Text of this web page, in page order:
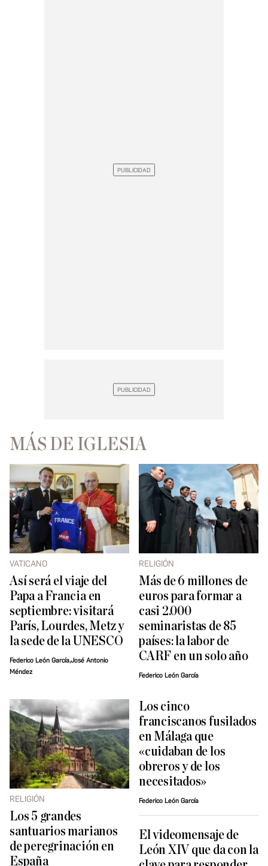
MÁS DE IGLESIA
VATICANO
Así será el viaje del
Papa a Francia en
septiembre: visitará
París, Lourdes, Metz y
la sede de la UNESCO
Federico León García,José Antonio
Méndez
RELIGIÓN
Más de 6 millones de
euros para formar a
casi 2.000
seminaristas de 85
países: la labor de
CARF en un solo año
Federico León García
RELIGIÓN
Los 5 grandes
santuarios marianos
de peregrinación en
España
Los cinco
franciscanos fusilados
en Málaga que
«cuidaban de los
obreros y de los
necesitados»
Federico León García
El videomensaje de
León XIV que da con la